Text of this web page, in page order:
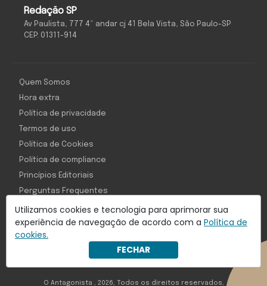
Utilizamos cookies e tecnologia para aprimorar sua
experiência de navegação de acordo com a Política de
cookies.
FECHAR
Redação SP
Av Paulista, 777 4º andar cj 41 Bela Vista, São Paulo-SP
CEP: 01311-914
Com inteligência e tecnologia:
Object1ve - Marketing Solution
Quem Somos
Hora extra
Política de privacidade
Termos de uso
Política de Cookies
Política de compliance
Princípios Editoriais
Perguntas Frequentes
O Antagonista , 2026, Todos os direitos reservados,